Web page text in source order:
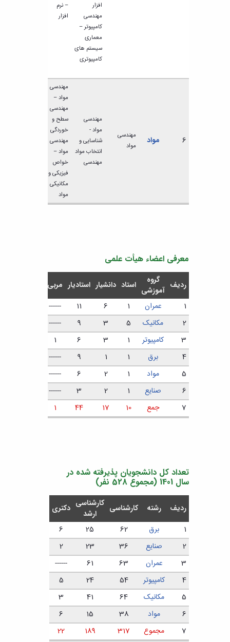
افزار
مهندسی
کامپیوتر –
معماری
سیستم های
کامپیوتری
– نرم
افزار
6 مواد
مهندسی
مواد
مهندسی
مواد -
شناسایی و
انتخاب مواد
مهندسی
مهندسی
مواد –
مهندسی
سطح و
خوردگی
مهندسی
مواد –
خواص
فیزیکی و
مکانیکی
مواد
معرفی اعضاء هیأت علمی
ردیف
گروه
آموزشی استاد دانشیار استادیار مربی
1 عمران 1
6
11
------
2
مکانیک 5
3
9
------
3
کامپیوتر 1
3
6
1
4
برق 1
1
9
------
5
مواد 1
2
6
------
6
صنایع 1
2
3
------
7
جمع 10
17
44
1
تعداد کل دانشجویان پذیرفته شده در
سال 1401 (مجموع 528 نفر)
ردیف رشته کارشناسی کارشناسی
ارشد
دکتری
1 برق 62
25
6
2
صنایع 36
23
2
3
عمران 63
61
------
4
کامپیوتر 54
24
5
5
مکانیک 64
41
3
6
مواد 38
15
6
7
مجموع 317
189
22